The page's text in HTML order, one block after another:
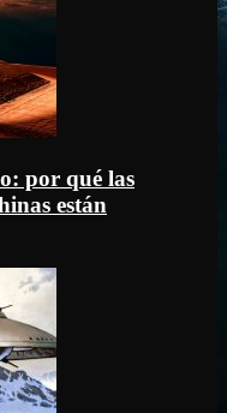
por qué las
están